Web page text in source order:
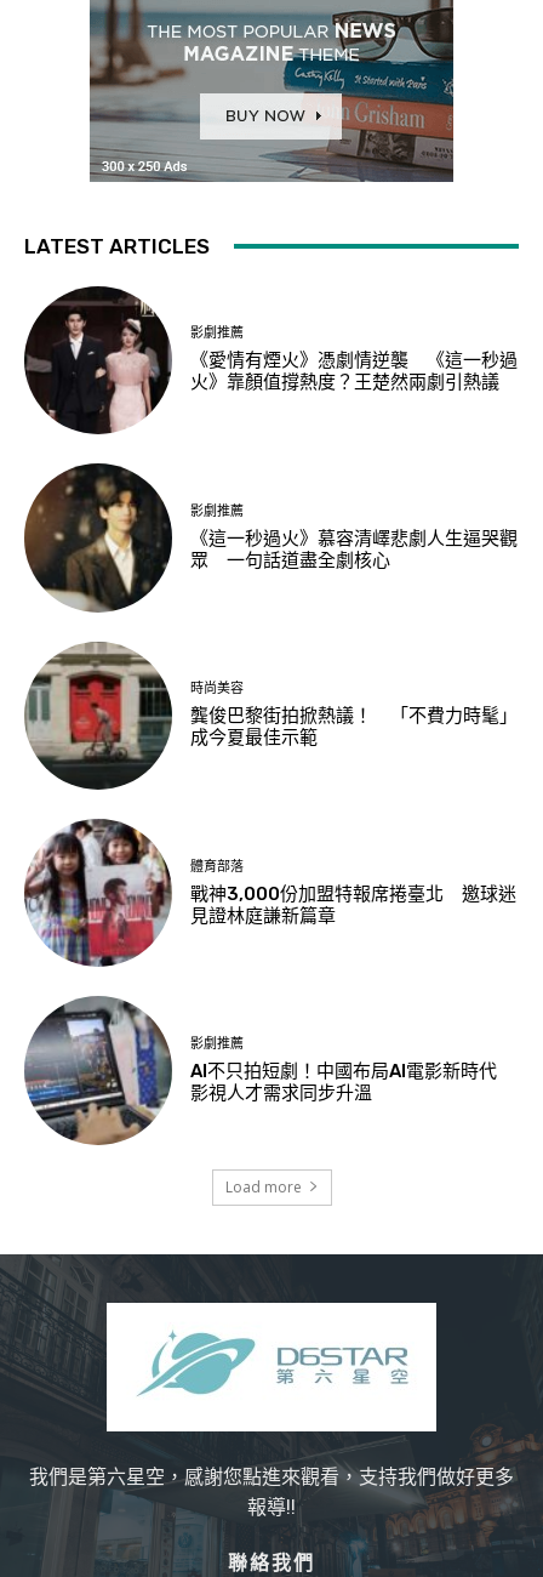
LATEST ARTICLES
影劇推薦
《愛情有煙火》憑劇情逆襲 《這一秒過
火》靠顏值撐熱度？王楚然兩劇引熱議
影劇推薦
《這一秒過火》慕容清嶧悲劇人生逼哭觀
眾 一句話道盡全劇核心
時尚美容
龔俊巴黎街拍掀熱議！ 「不費力時髦」
成今夏最佳示範
體育部落
戰神3,000份加盟特報席捲臺北 邀球迷
見證林庭謙新篇章
影劇推薦
AI不只拍短劇！中國布局AI電影新時代
影視人才需求同步升溫
Load more
我們是第六星空，感謝您點進來觀看，支持我們做好更多
報導!!
聯絡我們